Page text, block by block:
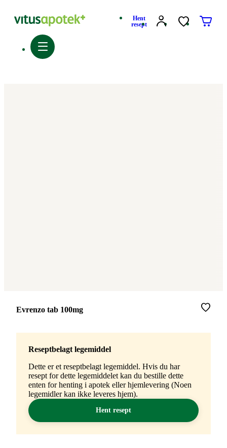
Hent
resept
Merke:
Evrenzo tab 100mg
Reseptbelagt legemiddel
Dette er et reseptbelagt legemiddel. Hvis du har
resept for dette legemiddelet kan du bestille dette
enten for henting i apotek eller hjemlevering (Noen
legemidler kan ikke leveres hjem).
Hent resept